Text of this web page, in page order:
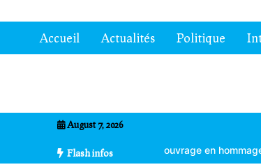
au
contenuAccueil Actualités Politique
August 7, 2026
Flash infos
climatique Un ouvrage en hommage à feu